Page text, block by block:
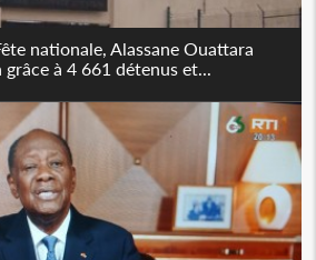
nationale, Alassane Ouattara
grâce à 4 661 détenus et...